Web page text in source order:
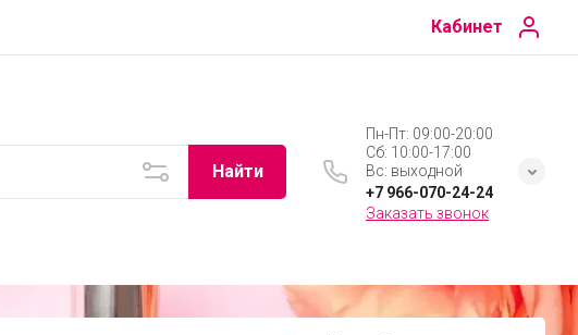
Кабинет
Найти
Пн-Пт: 09:00-20:00
Сб: 10:00-17:00
Вс: выходной
+7 966-070-24-24
Заказать звонок